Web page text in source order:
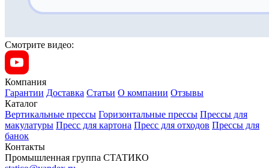
Смотрите видео:
Компания
Гарантии Доставка Статьи О компании Отзывы
Каталог
Вертикальные прессы Горизонтальные прессы Прессы для
макулатуры Пресс для картона Пресс для отходов Прессы для
банок
Контакты
Промышленная группа СТАТИКО